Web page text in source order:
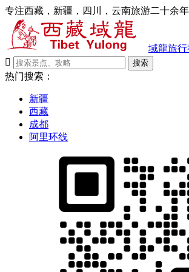
专注西藏，新疆，四川，云南旅游二十余
域龍旅行

搜索
热门搜索：
新疆
西藏
成都
阿里环线